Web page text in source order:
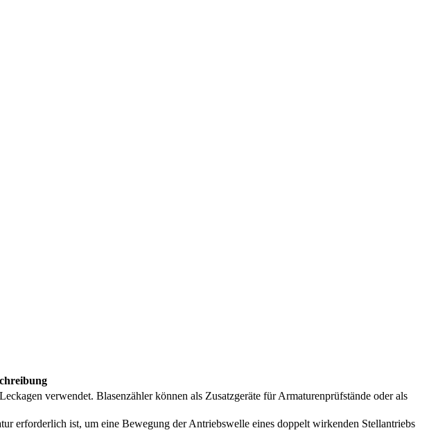
verwendet. Blasenzähler können als Zusatzgeräte für Armaturenprüfstände oder als
erforderlich ist, um eine Bewegung der Antriebswelle eines doppelt wirkenden Stellantriebs